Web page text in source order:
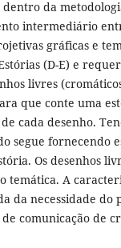
dentro da
intermediário
gráficas e
(D-E) e
livres
que conte uma
cada desenho.
segue fornecendo
Os desenhos
temática. A
da necessidade do
comunicação de